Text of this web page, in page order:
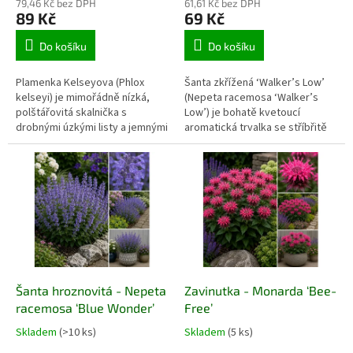
79,46 Kč bez DPH
89 Kč
Do košíku
Plamenka Kelseyova (Phlox
kelseyi) je mimořádně nízká,
polštářovitá skalnička s
drobnými úzkými listy a jemnými
světle růžovými až
růžovofialovými květy. Vytváří
husté stálezelené koberce
vysoké jen několik centimetrů.
Nejlépe prospívá na slunci až v
lehkém polostínu, v kamenité,
chudší a dokonale propustné
půdě. Hodí se do skalek, spár,
koryt a suchých zídek.
61,61 Kč bez DPH
69 Kč
Do košíku
Šanta zkřížená ‘Walker’s Low’
(Nepeta racemosa ‘Walker’s
Low’) je bohatě kvetoucí
aromatická trvalka se stříbřitě
šedozelenými listy, tmavšími
stonky a množstvím sytě
modrofialových květů. Vytváří
široké rozložité trsy a kvete od
začátku léta až do podzimu.
Hodí se do slunných záhonů,
podél cest, k růžím, do
štěrkových výsadeb i větších
nádob.
Šanta hroznovitá - Nepeta
racemosa ‘Blue Wonder’
Skladem (>10 ks)
Zavinutka - Monarda ‘Bee-
Free’
Skladem (5 ks)